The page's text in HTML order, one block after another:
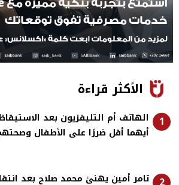
الأكثر قراءة
1
الهاتف أم التليفزيون بعد
أيهما أقل ضررًا على الأطفال
تامر أمين يهنئ محمد صلاح بعد